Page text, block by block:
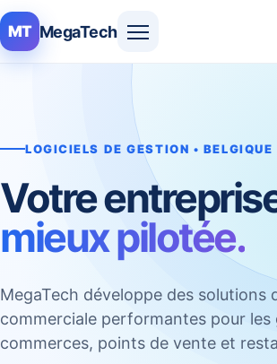
MT MegaTech
LOGICIELS DE GESTION • BELGIQUE
Votre
mieux pilotée.
MegaTech développe des solutions
commerciale performantes pour les
commerces, points de vente et